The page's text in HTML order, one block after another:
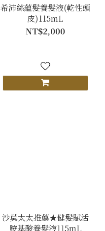
希沛絲蘊髮養髮液(乾性頭
皮)115mL
NT$2,000
沙莫太太推薦★健髮賦活
胺基酸養髮液115mL